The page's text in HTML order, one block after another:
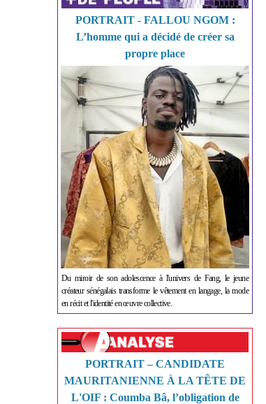
PORTRAIT - FALLOU NGOM :
L’homme qui a décidé de créer sa
propre place
Du miroir de son adolescence à l'univers de Fang, le jeune
créateur sénégalais transforme le vêtement en langage, la mode
en récit et l'identité en œuvre collective.
PORTRAIT – CANDIDATE
MAURITANIENNE À LA TÊTE DE
L'OIF : Coumba Bâ, l’obligation de